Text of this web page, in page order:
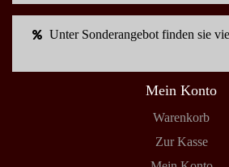
Unter Sonderangebot finden sie
Mein Konto
Warenkorb
Zur Kasse